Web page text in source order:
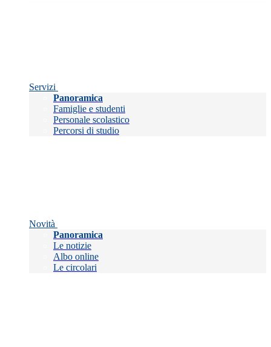
Servizi
Panoramica
Famiglie e studenti
Personale scolastico
Percorsi di studio
Novità
Panoramica
Le notizie
Albo online
Le circolari